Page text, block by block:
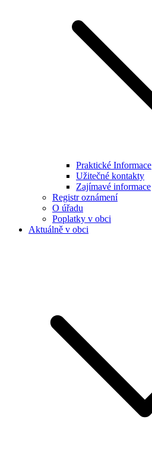
Praktické Informace
Užitečné kontakty
Zajímavé informace
Registr oznámení
O úřadu
Poplatky v obci
Aktuálně v obci